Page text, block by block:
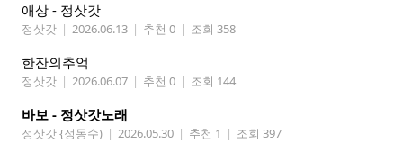
애상 - 정삿갓
정삿갓 | 2026.06.13 | 추천 0 | 조회 358
한잔의추억
정삿갓 | 2026.06.07 | 추천 0 | 조회 144
바보 - 정삿갓노래
정삿갓 {정동수) | 2026.05.30 | 추천 1 | 조회 397